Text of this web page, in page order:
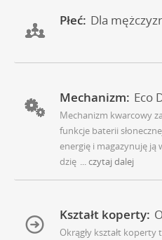
Płeć: Dla
Mechanizm: Eco
Mechanizm kwarcowy
funkcje baterii
energię i magazynuję
dzię ... czytaj dalej
Kształt koperty:
Okrągły kształt